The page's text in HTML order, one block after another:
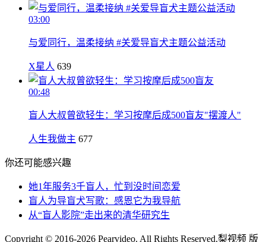
03:00
与爱同行，温柔接纳 #关爱导盲犬主题公益活动
X星人 639
00:48
盲人大叔曾欲轻生：学习按摩后成500盲友"摆渡人"
人生我做主 677
你还可能感兴趣
她1年服务3千盲人，忙到没时间恋爱
盲人为导盲犬写歌：感恩它为我导航
从“盲人影院”走出来的清华研究生
Copyright © 2016-2026 Pearvideo. All Rights Reserved.梨视频 版